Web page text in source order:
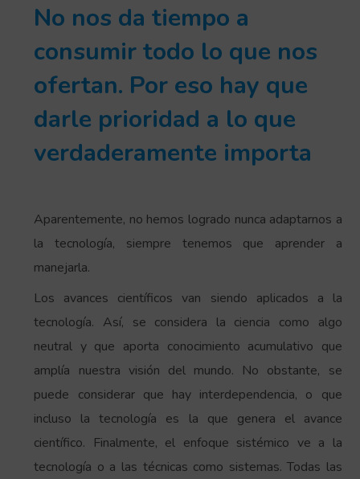
No nos da tiempo a
consumir todo lo que nos
ofertan. Por eso hay que
darle prioridad a lo que
verdaderamente importa
Aparentemente, no hemos logrado nunca adaptarnos a
la tecnología, siempre tenemos que aprender a
manejarla.
Los avances científicos van siendo aplicados a la
tecnología. Así, se considera la ciencia como algo
neutral y que aporta conocimiento acumulativo que
amplía nuestra visión del mundo. No obstante, se
puede considerar que hay interdependencia, o que
incluso la tecnología es la que genera el avance
científico. Finalmente, el enfoque sistémico ve a la
tecnología o a las técnicas como sistemas. Todas las